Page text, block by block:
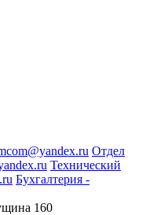
Отдел
Технический
Бухгалтерия -
160